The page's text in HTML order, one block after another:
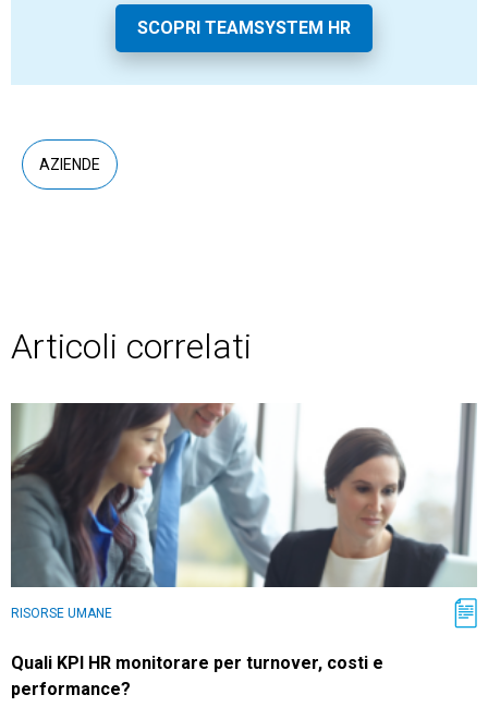
SCOPRI TEAMSYSTEM HR
AZIENDE
Articoli correlati
RISORSE UMANE
Quali KPI HR monitorare per turnover, costi e
performance?